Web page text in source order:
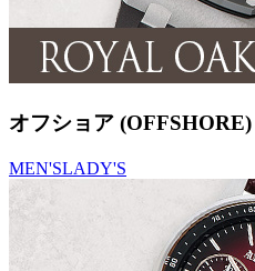
オフショア (OFFSHORE)
MEN'SLADY'S